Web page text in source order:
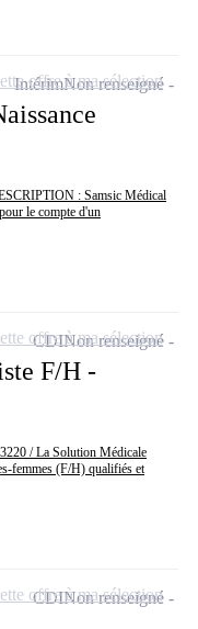
: Samsic Médical
le compte d'un
IntérimNon renseigné
offre à ma sélection
F/H -
/ La Solution Médicale
femmes (F/H) qualifiés et
CDINon renseigné
offre à ma sélection
CDINon renseigné
offre à ma sélection